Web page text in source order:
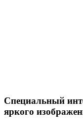
Специальный
яркого